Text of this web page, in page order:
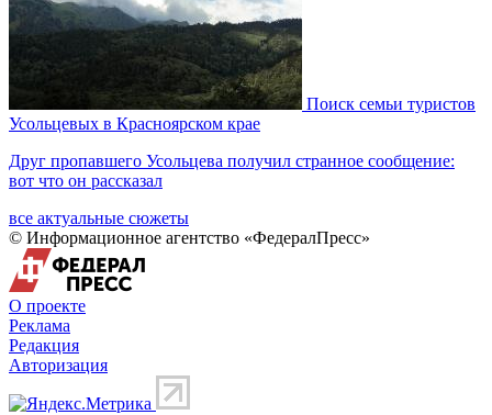
Поиск семьи туристов
Усольцевых в Красноярском крае
Друг пропавшего Усольцева получил странное сообщение:
вот что он рассказал
все актуальные сюжеты
© Информационное агентство «ФедералПресс»
О проекте
Реклама
Редакция
Авторизация